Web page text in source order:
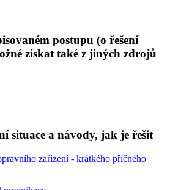
postupu (o řešení
získat také z jiných zdrojů
situace a návody, jak je řešit
zařízení - krátkého příčného